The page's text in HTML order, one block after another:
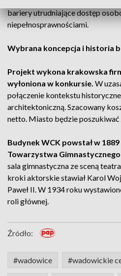
bariery utrudniające dostęp
niepełnosprawnościami.
Wybrana koncepcja i historia
Projekt wykona krakowska
wyłoniona w konkursie. W
połączenie kontekstu
architektoniczną. Szacowany
netto. Miasto będzie poszukiwać
Budynek WCK powstał w
Towarzystwa Gimnastycznego
sala gimnastyczna ze sceną
kroki aktorskie stawiał Karol
Paweł II. W 1934 roku
roli głównej.
Źródło:
#wadowice #wadowickie